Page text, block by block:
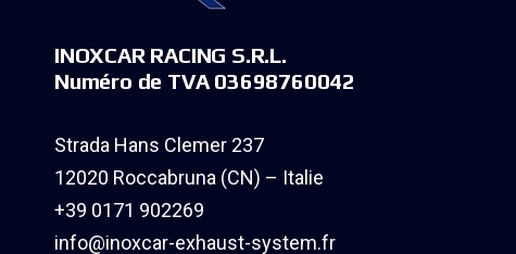
INOXCAR RACING S.R.L.
Numéro de TVA 03698760042
Strada Hans Clemer 237
12020 Roccabruna (CN) – Italie
+39 0171 902269
info@inoxcar-exhaust-system.fr